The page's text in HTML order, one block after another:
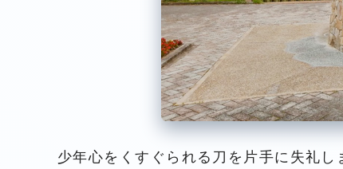
少年心をくすぐられる刀を片手に失礼し